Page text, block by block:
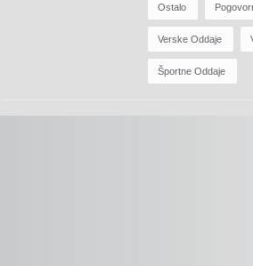
Ostalo
Verske Oddaje
Športne Oddaje